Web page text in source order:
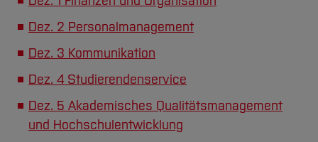
Arbeiten im FB G
Forschung und Projekte
International
Team
Service
Studiengänge
Studieninteressierte
Aktuelles
Studium
Fachgruppen
Forschung und Entwicklung
International
Team
Amtliche Bekanntmachungen
Notfall-Infos
BO Shop
Familiengerechte Hochschule
Gleichstellung
Diskriminierungsfreie Hochschule
Vertretungen
Wahlen
Hochschulkommunikation
International Office
Medienzentrum
qed-Stiftung
Zentrale Studienberatung
Dez. 2 Personalmanagement
Dez. 3 Kommunikation
Dez. 4 Studierendenservice
Dez. 5 Akademisches Qualitätsmanagement
und Hochschulentwicklung